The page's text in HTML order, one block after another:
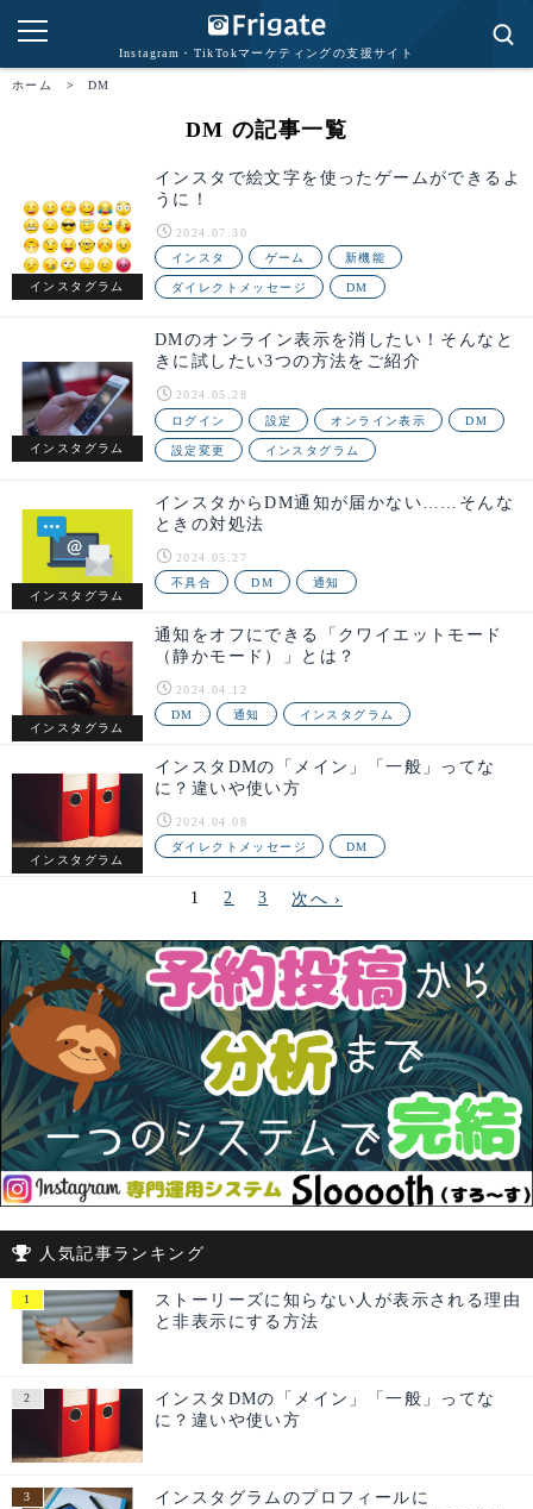
Instagram・TikTokマーケティングの支援サイト
ホーム > DM
DM の記事一覧
インスタグラム
インスタで絵文字を使ったゲームができるよ
うに！
2024.07.30
インスタ
ゲーム 新機能
ダイレクトメッセージ DM
インスタグラム
DMのオンライン表示を消したい！そんなと
きに試したい3つの方法をご紹介
2024.05.28
ログイン
設定 オンライン表示 DM
設定変更 インスタグラム
インスタグラム
インスタからDM通知が届かない……そんな
ときの対処法
2024.05.27
不具合
DM 通知
インスタグラム
通知をオフにできる「クワイエットモード
（静かモード）」とは？
2024.04.12
DM
通知 インスタグラム
インスタグラム
インスタDMの「メイン」「一般」ってな
に？違いや使い方
2024.04.08
ダイレクトメッセージ
DM
1 2 3 次へ ›
人気記事ランキング
ストーリーズに知らない人が表示される理由
と非表示にする方法
インスタDMの「メイン」「一般」ってな
に？違いや使い方
インスタグラムのプロフィールに